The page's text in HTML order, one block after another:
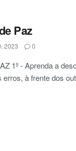
Paz
2023 0
1º - Aprenda a
à frente dos